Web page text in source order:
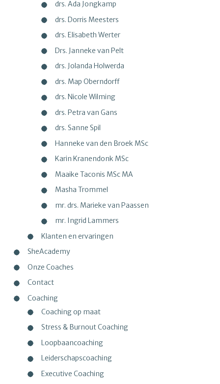
drs. Ada Jongkamp
drs. Dorris Meesters
drs. Elisabeth Werter
Drs. Janneke van Pelt
drs. Jolanda Holwerda
drs. Map Oberndorff
drs. Nicole Wilming
drs. Petra van Gans
drs. Sanne Spil
Hanneke van den Broek MSc
Karin Kranendonk MSc
Maaike Taconis MSc MA
Masha Trommel
mr. drs. Marieke van Paassen
mr. Ingrid Lammers
Klanten en ervaringen
SheAcademy
Onze Coaches
Contact
Coaching
Coaching op maat
Stress & Burnout Coaching
Loopbaancoaching
Leiderschapscoaching
Executive Coaching